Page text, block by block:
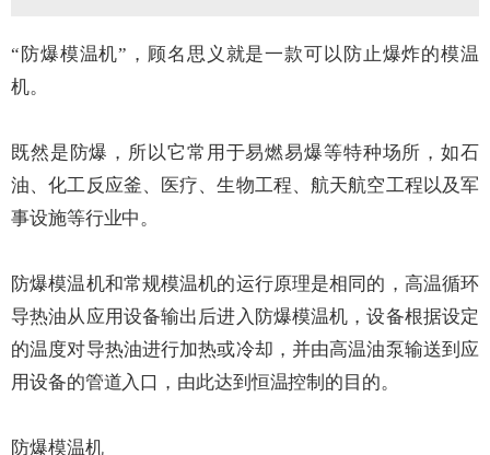
“防爆模温机”，顾名思义就是一款可以防止爆炸的模温
机。
既然是防爆，所以它常用于易燃易爆等特种场所，如石
油、化工反应釜、医疗、生物工程、航天航空工程以及军
事设施等行业中。
防爆模温机和常规模温机的运行原理是相同的，高温循环
导热油从应用设备输出后进入防爆模温机，设备根据设定
的温度对导热油进行加热或冷却，并由高温油泵输送到应
用设备的管道入口，由此达到恒温控制的目的。
防爆模温机